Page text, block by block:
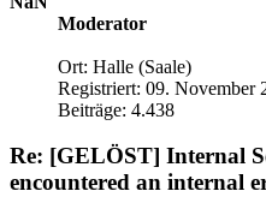
Moderator
Ort: Halle (Saale)
Registriert: 09. November
Beiträge: 4.438
Re: [GELÖST] Internal
encountered an internal